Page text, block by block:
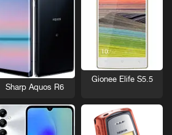
Gionee Elife S5.5
Sharp Aquos R6